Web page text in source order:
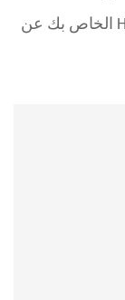
4 طرق للوصول إلى خادم Home Assistant الخاص بك عن